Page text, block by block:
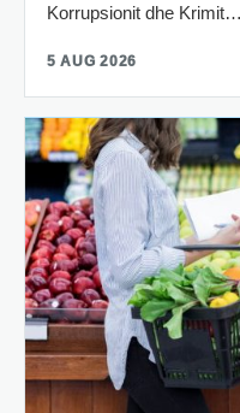
Korrupsionit dhe Krimit…
5 AUG 2026